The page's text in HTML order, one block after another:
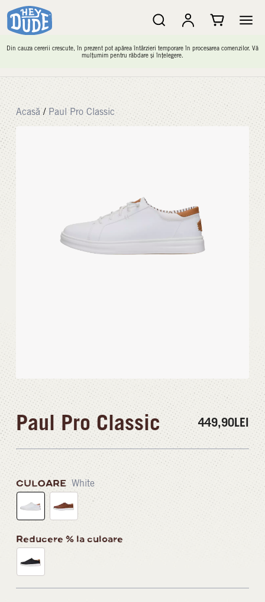
Din cauza cererii crescute, în prezent pot apărea întârzieri temporare în procesarea comenzilor. Vă
mulțumim pentru răbdare și înțelegere.
Acasă / Paul Pro Classic
Paul Pro Classic 449,90LEI
CULOARE White
Reducere % la culoare